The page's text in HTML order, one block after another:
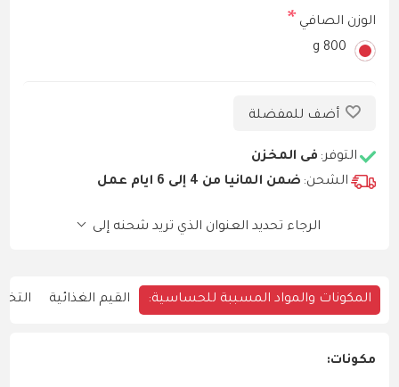
الوزن الصافي *
800 g
أضف للمفضلة
التوفر: فى المخزن
الشحن: ضمن ألمانيا من 4 إلى 6 أيام عمل
الرجاء تحديد العنوان الذي تريد شحنه إلى
المكونات والمواد المسببة للحساسية: القيم الغذائية
مكونات: